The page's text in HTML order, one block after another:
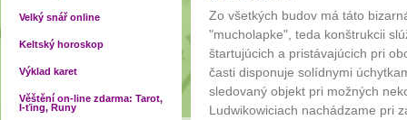
Velký snář online
Keltský horoskop
Výklad karet
Věštění on-line zdarma: Tarot,
I-ťing, Runy
Zo všetkých budov má táto
"mucholapke", teda konštrukcii
štartujúcich a pristávajúcich pri
časti disponuje solídnymi
sledovaný objekt pri možných
Ludwikowiciach nachádzame pri